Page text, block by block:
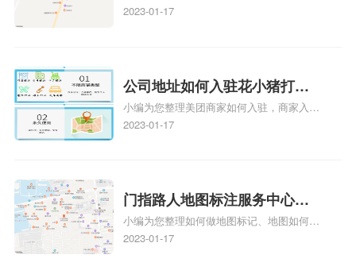
注多久审核？
多久、我在地图上标注审核认领需要多久
情可查看下方正文！
2023-01-17
公司地址如何入驻花小猪打车
地图标记？指路人地图标注服
务中心铺如何入驻花小猪打车
小编为您整理美团商家如何入驻，商家入驻
教程、商家如何入驻地图、如何入驻地:、
2023-01-17
门指路人地图标注服务中心如
何做花小猪打车地图位置标
记？门指路人地图标注服务中
小编为您整理如何做地图标记、地图如何做
标记、so搜街景中如何做标记、360e启花贷
2023-01-17